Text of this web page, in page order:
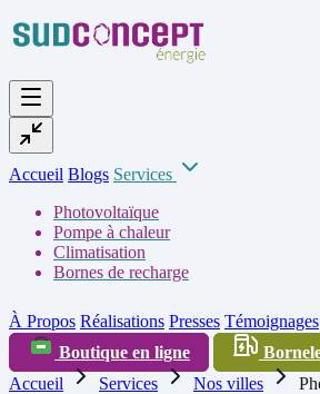
Accueil Blogs Services
Photovoltaïque
Pompe à chaleur
Climatisation
Bornes de recharge
À Propos Réalisations Presses Témoignages
Boutique en ligne
Accueil
Services Nos villes